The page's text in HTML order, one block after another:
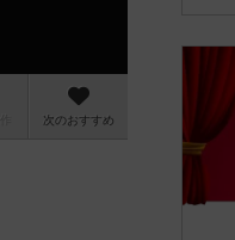
次のおすすめ